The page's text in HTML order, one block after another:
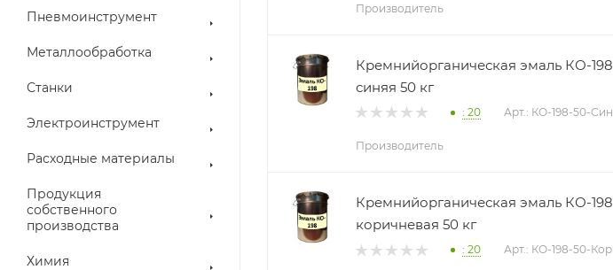
Пневмоинструмент
Металлообработка
Станки
Электроинструмент
Расходные материалы
Продукция
собственного
производства
Химия
Производитель
Кремнийорганическая эмаль КО-198
синяя 50 кг
: 20 Арт.: КО-198-50-Син
Производитель
Кремнийорганическая эмаль КО-198
коричневая 50 кг
: 20 Арт.: КО-198-50-Кор